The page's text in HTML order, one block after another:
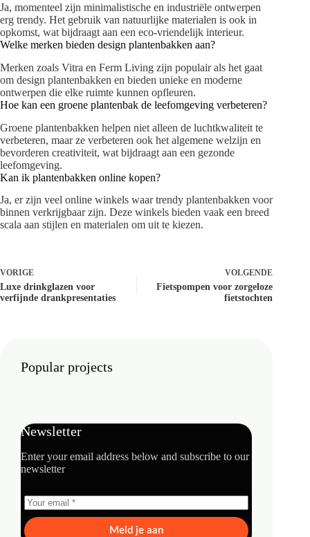
Ja, momenteel zijn minimalistische en industriële ontwerpen
erg trendy. Het gebruik van natuurlijke materialen is ook in
opkomst, wat bijdraagt aan een eco-vriendelijk interieur.
Welke merken bieden design plantenbakken aan?
Merken zoals Vitra en Ferm Living zijn populair als het gaat
om design plantenbakken en bieden unieke en moderne
ontwerpen die elke ruimte kunnen opfleuren.
Hoe kan een groene plantenbak de leefomgeving verbeteren?
Groene plantenbakken helpen niet alleen de luchtkwaliteit te
verbeteren, maar ze verbeteren ook het algemene welzijn en
bevorderen creativiteit, wat bijdraagt aan een gezonde
leefomgeving.
Kan ik plantenbakken online kopen?
Ja, er zijn veel online winkels waar trendy plantenbakken voor
binnen verkrijgbaar zijn. Deze winkels bieden vaak een breed
scala aan stijlen en materialen om uit te kiezen.
VORIGE
Luxe drinkglazen voor
verfijnde drankpresentaties
VOLGENDE
Fietspompen voor zorgeloze
fietstochten
Popular projects
Newsletter
Enter your email address below and subscribe to our
newsletter
Meld je aan